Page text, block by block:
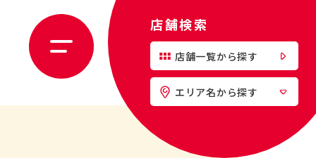
店舗検索
店舗一覧から探す
エリア名から探す